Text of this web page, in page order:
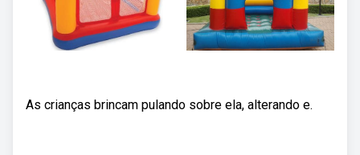
As crianças brincam pulando sobre ela, alterando e.